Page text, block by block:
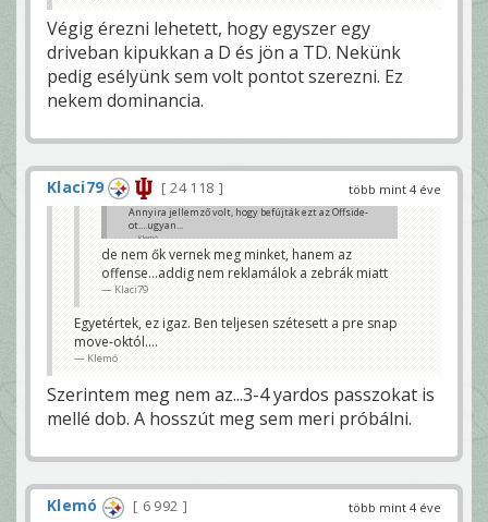
pont lenne az lenne csoda.....
Klemó
Végig érezni lehetett, hogy egyszer egy
driveban kipukkan a D és jön a TD. Nekünk
pedig esélyünk sem volt pontot szerezni. Ez
nekem dominancia.
több mint 4 éve
Klaci79 24 118
Annyira jellemző volt, hogy befújták ezt az Offside-
ot....ugyan...
Klemó
de nem ők vernek meg minket, hanem az
offense...addig nem reklamálok a zebrák miatt
Klaci79
Egyetértek, ez igaz. Ben teljesen szétesett a pre snap
move-októl....
Klemó
Szerintem meg nem az...3-4 yardos passzokat is
mellé dob. A hosszút meg sem meri próbálni.
több mint 4 éve
Klemó 6 992